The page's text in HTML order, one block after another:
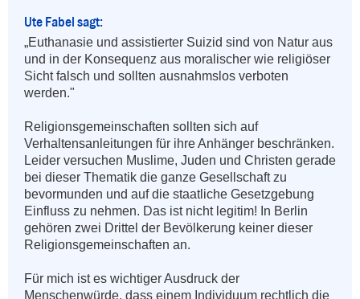
Ute Fabel sagt:
„Euthanasie und assistierter Suizid sind von Natur aus
und in der Konsequenz aus moralischer wie religiöser
Sicht falsch und sollten ausnahmslos verboten
werden."
Religionsgemeinschaften sollten sich auf
Verhaltensanleitungen für ihre Anhänger beschränken.
Leider versuchen Muslime, Juden und Christen gerade
bei dieser Thematik die ganze Gesellschaft zu
bevormunden und auf die staatliche Gesetzgebung
Einfluss zu nehmen. Das ist nicht legitim! In Berlin
gehören zwei Drittel der Bevölkerung keiner dieser
Religionsgemeinschaften an.
Für mich ist es wichtiger Ausdruck der
Menschenwürde, dass einem Individuum rechtlich die